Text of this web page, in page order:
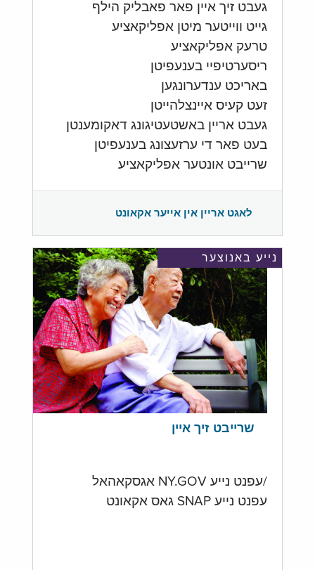
געבט זיך איין פאר פאבליק הילף
גייט ווייטער מיטן אפליקאציע
טרעק אפליקאציע
ריסערטיפיי בענעפיטן
באריכט ענדערונגען
זעט קעיס איינצלהייטן
געבט אריין באשטעטיגונג דאקומענטן
בעט פאר די ערזעצונג בענעפיטן
שרייבט אונטער אפליקאציע
לאגט אריין אין אייער אקאונט
נייע באנוצער
שרייבט זיך איין
/עפנט נייע NY.GOV אגסקאהאל
עפנט נייע SNAP גאס אקאונט